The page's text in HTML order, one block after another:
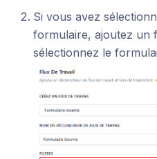
Si vous avez
formulaire, ajoutez un
sélectionnez le